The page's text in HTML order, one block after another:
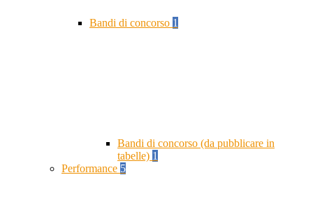
Bandi di concorso 1
Bandi di concorso (da pubblicare in
tabelle) 1
Performance 5